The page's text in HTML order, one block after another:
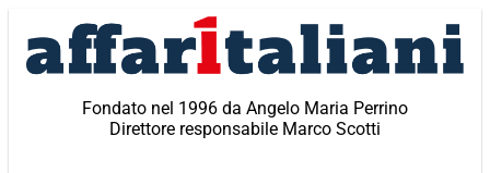
contenuto
Fondato nel 1996 da Angelo Maria Perrino
Direttore responsabile Marco Scotti